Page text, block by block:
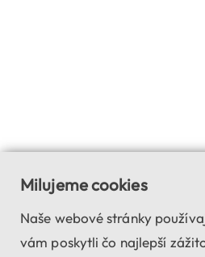
Milujeme cookies
Naše webové stránky
vám poskytli čo najlepší